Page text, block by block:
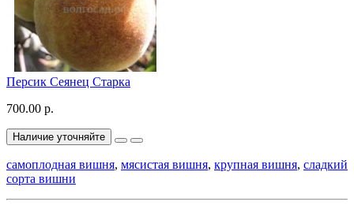
Персик Сеянец Старка
700.00 р.
Наличие уточняйте
самоплодная вишня, мясистая вишня, крупная вишня, сладкий
сорта вишни